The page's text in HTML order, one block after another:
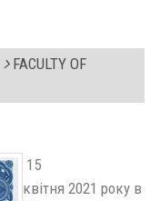
FACULTY OF
15
квітня 2021 року в